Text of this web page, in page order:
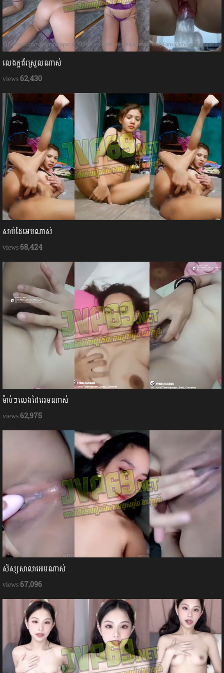
លេងក្ដជ័រស្រួលណាស់
62,430
សាប់ដៃអេមណាស់
68,424
ម៉ាប់ៗលេងដៃអេមណាស់
62,975
សិស្សសាលាអេមណាស់
67,096